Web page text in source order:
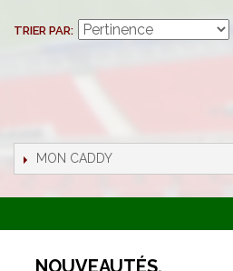
TRIER PAR
MON CADDY